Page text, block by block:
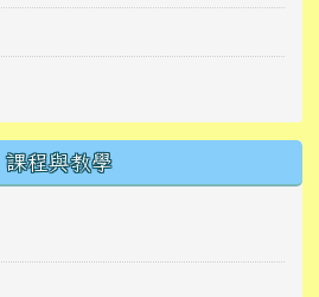
課程與教學